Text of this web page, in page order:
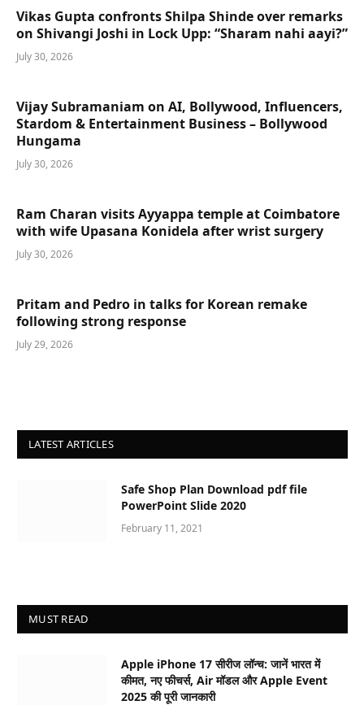
Vikas Gupta confronts Shilpa Shinde over remarks
on Shivangi Joshi in Lock Upp: “Sharam nahi aayi?”
July 30, 2026
Vijay Subramaniam on AI, Bollywood, Influencers,
Stardom & Entertainment Business – Bollywood
Hungama
July 30, 2026
Ram Charan visits Ayyappa temple at Coimbatore
with wife Upasana Konidela after wrist surgery
July 30, 2026
Pritam and Pedro in talks for Korean remake
following strong response
July 29, 2026
LATEST ARTICLES
Safe Shop Plan Download pdf file
PowerPoint Slide 2020
February 11, 2021
MUST READ
Apple iPhone 17 सीरीज लॉन्च: जानें भारत में
कीमत, नए फीचर्स, Air मॉडल और Apple Event
2025 की पूरी जानकारी